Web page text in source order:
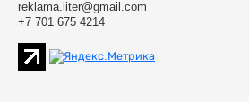
reklama.liter@gmail.com
+7 701 675 4214